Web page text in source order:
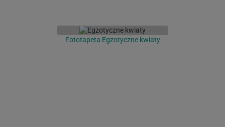
Fototapeta Egzotyczne kwiaty